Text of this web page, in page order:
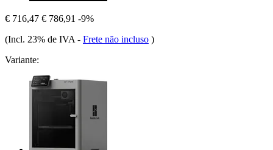
€ 716,47 € 786,91 -9%
(Incl. 23% de IVA - Frete não incluso )
Variante: